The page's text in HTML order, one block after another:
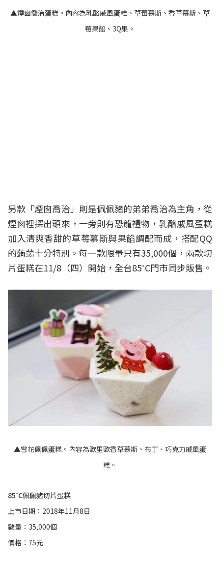
▲煙囪喬治蛋糕。內容為乳酪戚風蛋糕、草莓慕斯、香草慕斯、草
莓果餡、3Q果。
另款「煙囪喬治」則是佩佩豬的弟弟喬治為主角，從
煙囪裡探出頭來，一旁則有恐龍禮物，乳酪戚風蛋糕
加入清爽香甜的草莓慕斯與果餡調配而成，搭配QQ
的蒟蒻十分特別。每一款限量只有35,000個，兩款切
片蛋糕在11/8（四）開始，全台85˚C門市同步販售。
▲雪花佩佩蛋糕。內容為歐里歐香草慕斯、布丁、巧克力戚風蛋
糕。
85˚C佩佩豬切片蛋糕
上市日期：2018年11月8日
數量：35,000個
價格：75元